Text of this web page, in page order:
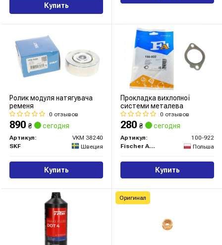
Купить
Ролик модуля натягувача
ременя
0 отзывов
890 ₴ сегодня
Артикул:
VKM 38240
SKF
Швеция
Купить
Прокладка вихлопної
системи металева
0 отзывов
280 ₴ сегодня
Артикул:
100-922
Fischer Automotive One (FA1)
Польша
Купить
Оригинал